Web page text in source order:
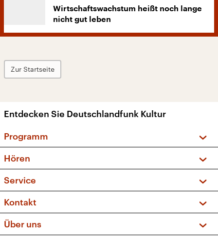
Wirtschaftswachstum heißt noch lange
nicht gut leben
Zur Startseite
Entdecken Sie Deutschlandfunk Kultur
Programm
Sendungen und Podcasts
Musikliste
Kakadu – Das Kinderprogramm
Hören
Frequenzen (UKW + DAB+)
Service
FAQ
Apps
Newsletter
Kontakt
Social Media
Über uns